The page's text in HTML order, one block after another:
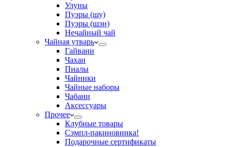
Улуны
Пуэры (шу)
Пуэры (шэн)
Нечайный чай
Чайная утварь
Гайвани
Чахаи
Пиалы
Чайники
Чайные наборы
Чабани
Аксессуары
Прочее
Клубные товары
Сэмпл-пакиновинка!
Подарочные сертификаты